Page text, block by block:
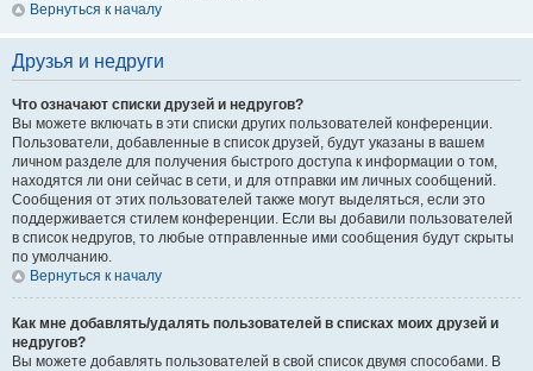
Вернуться к началу
Друзья и недруги
Что означают списки друзей и недругов?
Вы можете включать в эти списки других пользователей конференции.
Пользователи, добавленные в список друзей, будут указаны в вашем
личном разделе для получения быстрого доступа к информации о том,
находятся ли они сейчас в сети, и для отправки им личных сообщений.
Сообщения от этих пользователей также могут выделяться, если это
поддерживается стилем конференции. Если вы добавили пользователей
в список недругов, то любые отправленные ими сообщения будут скрыты
по умолчанию.
Вернуться к началу
Как мне добавлять/удалять пользователей в списках моих друзей и
недругов?
Вы можете добавлять пользователей в свой список двумя способами. В